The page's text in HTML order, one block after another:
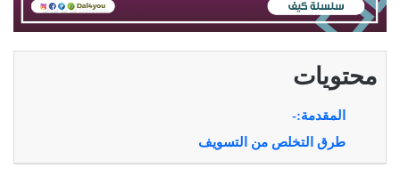
محتويات
المقدمة:-
طرق التخلص من التسويف